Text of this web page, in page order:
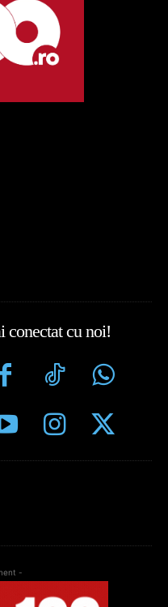
conectat cu noi!
-